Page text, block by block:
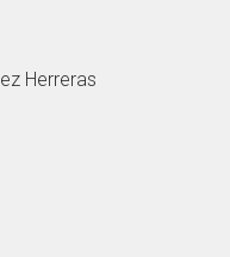
Herreras